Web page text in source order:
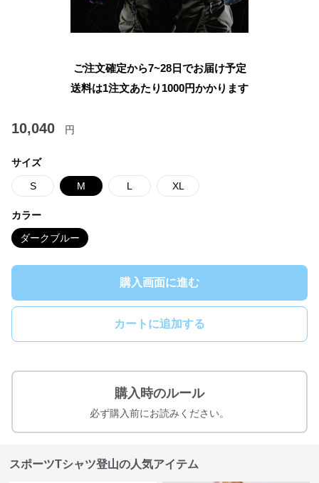
ご注文確定から7~28日でお届け予定
送料は1注文あたり 1000円かかります
10,040 円
サイズ
S M L XL
カラー
ダークブルー
購入画面に進む
カートに追加する
購入時のルール
必ず購入前にお読みください。
スポーツTシャツ登山の人気アイテム